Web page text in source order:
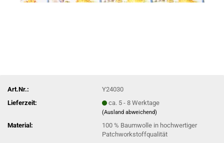
Art.Nr.:
Y24030
Lieferzeit:
ca. 5 - 8 Werktage
(Ausland abweichend)
Material:
100 % Baumwolle in hochwertiger
Patchworkstoffqualität